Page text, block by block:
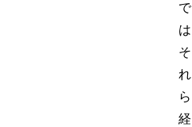
で
は
そ
れ
ら
経